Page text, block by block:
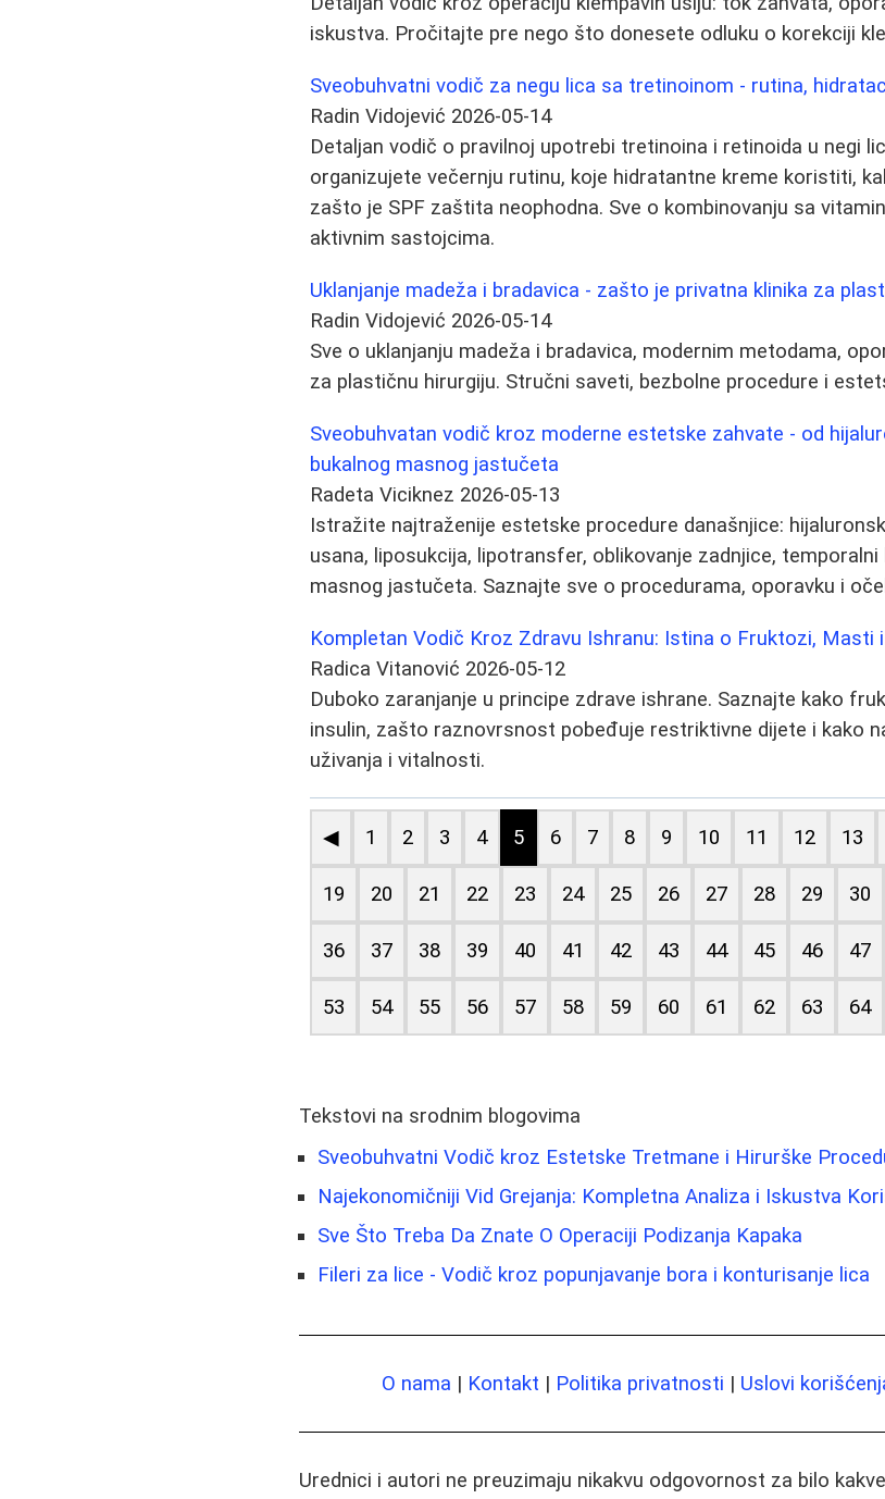
iskustva. Pročitajte pre nego što donesete odluku o korekciji
Sveobuhvatni vodič za negu lica sa tretinoinom - rutina,
Radin Vidojević 2026-05-14
Detaljan vodič o pravilnoj upotrebi tretinoina i retinoida u negi
organizujete večernju rutinu, koje hidratantne kreme koristiti,
zašto je SPF zaštita neophodna. Sve o kombinovanju sa
aktivnim sastojcima.
Uklanjanje madeža i bradavica - zašto je privatna klinika za
Radin Vidojević 2026-05-14
Sve o uklanjanju madeža i bradavica, modernim metodama,
za plastičnu hirurgiju. Stručni saveti, bezbolne procedure i
Sveobuhvatan vodič kroz moderne estetske zahvate - od
bukalnog masnog jastučeta
Radeta Viciknez 2026-05-13
Istražite najtraženije estetske procedure današnjice:
usana, liposukcija, lipotransfer, oblikovanje zadnjice,
masnog jastučeta. Saznajte sve o procedurama, oporavku i
Kompletan Vodič Kroz Zdravu Ishranu: Istina o Fruktozi, Masti
Radica Vitanović 2026-05-12
Duboko zaranjanje u principe zdrave ishrane. Saznajte kako
insulin, zašto raznovrsnost pobeđuje restriktivne dijete i kako
uživanja i vitalnosti.
◀ 1 2 3 4 5 6 7 8 9 10 11 12 13
19 20 21 22 23 24 25 26 27 28 29 30
36 37 38 39 40 41 42 43 44 45 46 47
53 54 55 56 57 58 59 60 61 62 63 64
Tekstovi na srodnim blogovima
Sveobuhvatni Vodič kroz Estetske Tretmane i Hirurške
Najekonomičniji Vid Grejanja: Kompletna Analiza i Iskustva
Sve Što Treba Da Znate O Operaciji Podizanja Kapaka
Fileri za lice - Vodič kroz popunjavanje bora i konturisanje lica
O nama | Kontakt | Politika privatnosti | Uslovi
Urednici i autori ne preuzimaju nikakvu odgovornost za bilo